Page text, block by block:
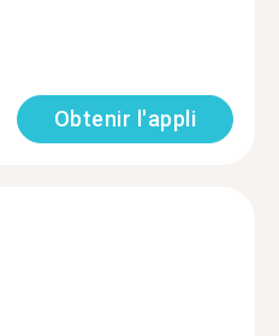
Obtenir l'appli